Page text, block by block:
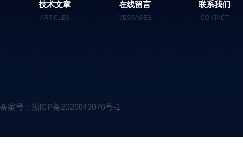
技术文章
ARTICLES
在线留言
MESSAGES
联系我们
CONTACT
备案号：浙ICP备2020043076号-1